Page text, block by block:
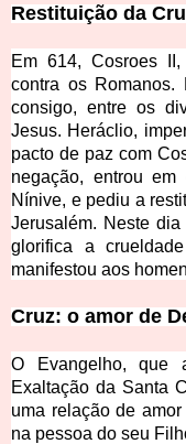
Restituição da
Em 614, Cosroes
contra os Romanos.
consigo, entre os
Jesus. Heráclio,
pacto de paz com
negação, entrou
Nínive, e pediu a
Jerusalém. Neste
glorifica a
manifestou aos
Cruz: o amor de
O Evangelho, que
Exaltação da Santa
uma relação de
na pessoa do seu